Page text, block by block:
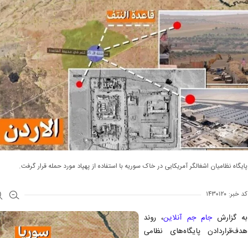
پایگاه نظامیان اشغالگر آمریکایی در خاک سوریه با استفاده از پهپاد مورد حمله قرار گرفت.
کد خبر: ۱۴۳۰۱۲۰
به گزارشجام جم آنلاین، روند
هدف‌قراردادن پایگاه‌های نظامی